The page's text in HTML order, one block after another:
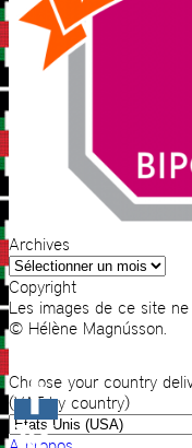
Archives
Archives
Copyright
Les images de ce site
© Hélène Magnússon.
Choose your country
(VAT by country)